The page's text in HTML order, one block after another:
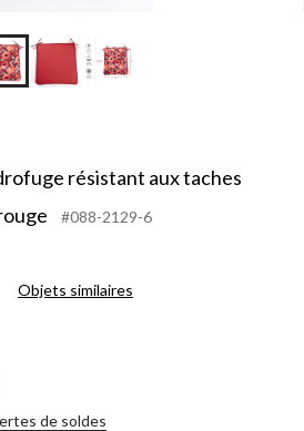
résistant aux taches
#088-2129-6
Objets similaires
de soldes